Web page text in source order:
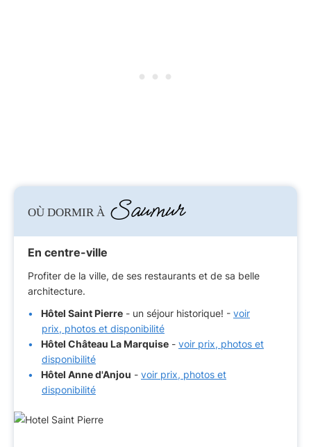
OÙ DORMIR À Saumur
En centre-ville
Profiter de la ville, de ses restaurants et de sa belle
architecture.
Hôtel Saint Pierre - un séjour historique! - voir
prix, photos et disponibilité
Hôtel Château La Marquise - voir prix, photos et
disponibilité
Hôtel Anne d'Anjou - voir prix, photos et
disponibilité